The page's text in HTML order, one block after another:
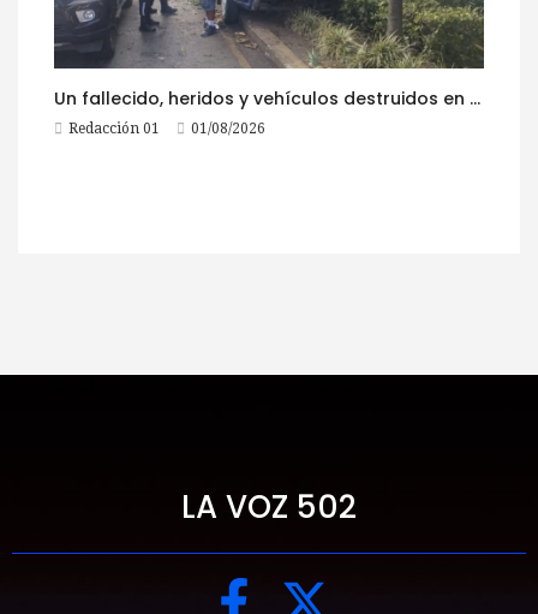
Un fallecido, heridos y vehículos destruidos en accidentes registrados este 1 de agosto
Redacción 01 01/08/2026
LA VOZ 502